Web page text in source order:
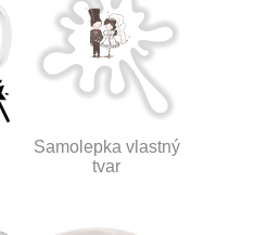
Samolepka vlastný
tvar